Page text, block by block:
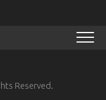
Reserved.